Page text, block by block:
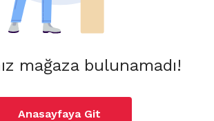
mağaza bulunamadı!
Anasayfaya Git